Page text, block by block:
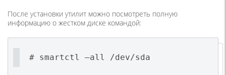
После установки утилит можно посмотреть полную
информацию о жестком диске командой:
# smartctl –all /dev/sda